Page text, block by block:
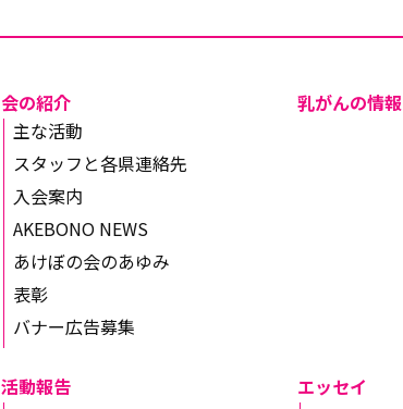
会の紹介
主な活動
スタッフと各県連絡先
入会案内
AKEBONO NEWS
あけぼの会のあゆみ
表彰
バナー広告募集
乳がんの情報
活動報告
エッセイ